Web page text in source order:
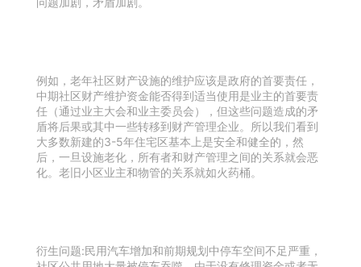
例如，老年社区财产设施的维护应该是政府的首要责任，
中期社区财产维护资金能否得到适当使用是业主的首要责
任（通过业主大会和业主委员会），但这些问题造成的矛
盾将后果或其中一些转移到财产管理企业。所以我们看到
大多数新建的3-5年住宅区基本上是安全和健全的，然
后，一旦设施老化，所有者和财产管理之间的关系就会恶
化。老旧小区业主和物管的关系就如火药桶。
衍生问题:民用汽车增加和前期规划中停车空间不足严重，